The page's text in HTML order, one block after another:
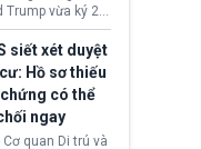
Instagram)
công ty gây ra
hoảng sức
thần ở thanh
Trump vừa ký 2
hành pháp mới
chặt chính
công dân
sinh. Động thái
sau khi Tòa án
Hoa Kỳ
hôm 30/7
siết xét duyệt
Hồ sơ thiếu
chứng có thể
ngay
Cơ quan Di trú và